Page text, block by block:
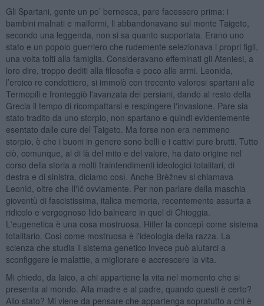
Gli Spartani, gente un po’ bernesca, pare facessero prima: i
bambini malnati e malformi, li abbandonavano sul monte Taigeto,
secondo una leggenda, non si sa quanto supportata. Erano uno
stato e un popolo guerriero che rudemente selezionava i propri figli,
una volta tolti alla famiglia. Consideravano effeminati gli Ateniesi, a
loro dire, troppo dediti alla filosofia e poco alle armi. Leonida,
l’eroico re condottiero, si immolò con trecento valorosi spartani alle
Termopili e fronteggiò l'avanzata dei persiani, dando al resto della
Grecia il tempo di ricompattarsi e respingere l'invasione. Pare sia
stato tradito da uno storpio, non spartano e quindi evidentemente
esentato dalle cure del Taigeto. Ma forse non era nemmeno
storpio, è che i buoni in genere sono belli e i cattivi pure brutti. Tutto
ciò, comunque, al di là del mito e del valore, ha dato origine nel
corso della storia a molti fraintendimenti ideologici totalitari, di
destra e di sinistra, diciamo così. Anche Brèžnev si chiamava
Leonìd, oltre che Il'ìč ovviamente. Per non parlare della maschia
gioventù di fascistissima, italica memoria, recentemente assurta a
ridicolo e vergognoso lido balneare in quel di Chioggia.
L'eugenetica è una cosa mostruosa. Hitler la concepì come sistema
totalitario. Così come mostruosa è l'ideologia della razza. La
scienza che studia il sistema genetico invece può aiutarci a
sconfiggere le malattie, a migliorare e accrescere la vita.
Mi chiedo, da laico, a chi appartiene la vita nel momento che si
presenta al mondo. Alla madre e al padre, quando questi è certo?
Allo stato? Mi viene da pensare che appartenga sopratutto a chi è